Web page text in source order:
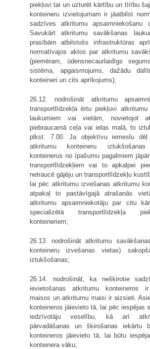
piekļuvi tai un uzturēt kārtību un tīrību
konteineru izvietojumam ir jāatbilst
sadzīves atkritumu apsaimniekošanu
Savukārt atkritumu savākšanas
prasībām atbilstošs infrastruktūras
normatīvajos aktos par atkritumu
(piemēram, ūdensnecaurlaidīgs
sistēma, apgaismojums, dažādu
konteineri un cits aprīkojums);
26.12. nodrošināt atkritumu
transportlīdzekļa ērtu piekļuvi atkritumu
laukumiem vai vietām, novietojot
piebraucamā ceļa vai ielas malā, to
plkst. 7.00. Ja objektīvu iemeslu dēļ
atkritumu konteineru
konteinerus no īpašumu pagalmiem
transportlīdzekļiem vai to apkalpei
netraucē gājēju un transportlīdzekļu
lai pēc atkritumu izvešanas atkritumu
atpakaļ to pastāvīgajā atrašanās
atkritumu apsaimniekotāju par citu
specializētā transportlīdzekļa
konteineriem;
26.13. nodrošināt atkritumu
konteineru izvešanas vietas)
iztukšošanas;
26.14. nodrošināt, ka nešķirotie
ievietošanas atkritumu konteineros
maisos un atkritumu maisi ir aizsieti.
konteineros jāievieto tā, lai pēc iespējas
iedzīvotāju veselību, kā arī
pārvadāšanas un šķirošanas iekārtu
konteineros jāievieto tā, lai būtu
konteinera vāku;